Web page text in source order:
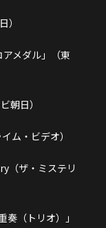
）
メダル」（東
朝日）
ム・ビデオ）
（ザ・ミステリ
（トリオ）」